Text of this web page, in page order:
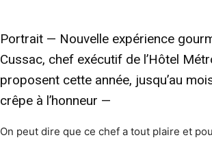
Portrait — Nouvelle expérience
Cussac, chef exécutif de l’Hôtel
proposent cette année, jusqu’au
crêpe à l’honneur —
On peut dire que ce chef a tout plaire et